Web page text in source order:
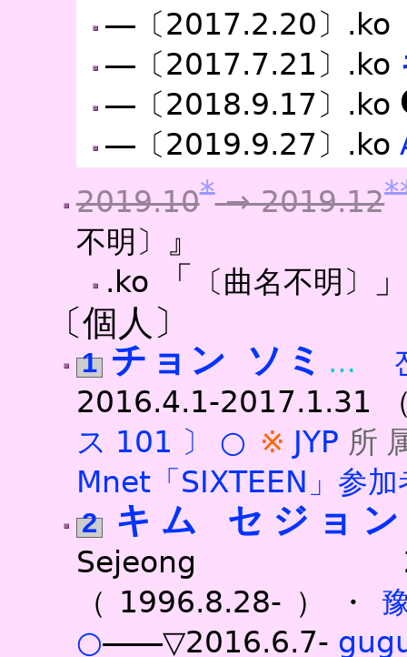
―〔2017.2.20〕.ko
―〔2017.7.21〕.ko
―〔2018.9.17〕.ko
―〔2019.9.27〕.ko
2019.10*→ 2019.12*
不明〕
』
.ko 「 〔曲名不明〕
〔個人〕
1 チョン ソミ
2016.4.1-2017.1.31
ス101〕○
JYP 所
Mnet「SIXTEEN」参加
2 キム セジョン
Sejeong
（1996.8.28-）・
○――▽2016.6.7-